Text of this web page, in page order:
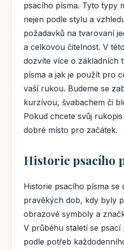
psacího písma. Tyto typy
nejen podle stylu a
požadavků na tvarovaní
a celkovou čitelnost. V
dozvíte více o základních
písma a jak je použít pro
vaší rukou. Budeme se
kurzívou, švabachem či
Pokud chcete svůj
dobré místo pro začátek.
Historie psacího
Historie psacího písma se
pravěkých dob, kdy byly
obrazové symboly a
V průběhu staletí se psací
podle potřeb